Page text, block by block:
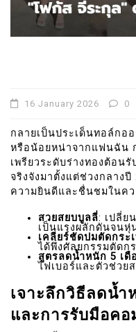
16 January 2026 0
กลายเป็นประเด็นทอล์กอ
หรือน้อยหน่าจากแฟนฉัน
เพรียวระดับร่างทองต้อน
จริงจังมาตั้งแต่ช่วงกลาง
ความยินดีและชื่นชมในค
สวยสยบบูลลี่: เปลี่ย
เป็นแรงผลักดันจนหุ่
เคลียร์ชัดปมตัดกระ
ได้พึ่งศัลยกรรมตัดก
สูตรลดน้ำหนัก 5 เดื
ไฟเบอร์และตัวช่วย
เจาะลึกวิธีลดน้
และการรับมือค